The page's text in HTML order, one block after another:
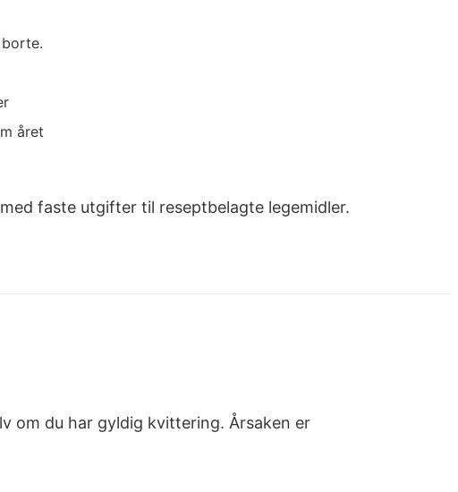
året
faste utgifter til reseptbelagte legemidler.
om du har gyldig kvittering. Årsaken er